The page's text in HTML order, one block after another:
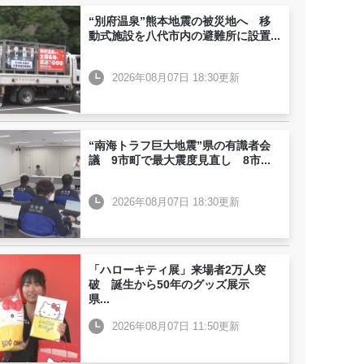
“別府温泉”熊本地震の被災地へ 移
動式施設を八代市内の避難所に設置...
2026年08月07日 18:30更新
“南海トラフ巨大地震”県の有識者会
議 9市町で最大震度見直し 8市...
2026年08月07日 18:30更新
「ハローキティ展」来場者2万人突
破 誕生から50年のグッズ展示
県...
2026年08月07日 11:50更新